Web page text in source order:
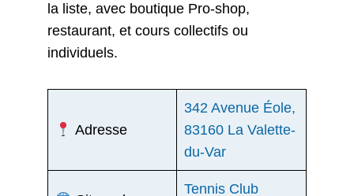
la liste, avec boutique Pro-shop,
restaurant, et cours collectifs ou
individuels.
Adresse
342 Avenue Éole,
83160 La Valette-
du-Var
Tennis Club